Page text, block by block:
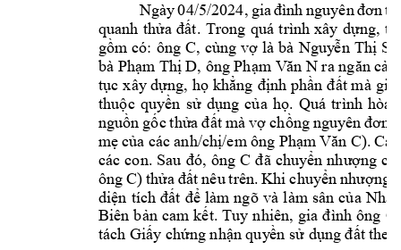
Ngày 04/5/2024, gia đình nguyên đơn
quanh thửa đất. Trong quá trình xây dựng,
gồm có: ông C, cùng vợ là bà Nguyễn Thị S2
bà Phạm Thị D, ông Phạm Văn N ra ngăn
tục xây dựng, họ khẳng định phần đất mà gia
thuộc quyền sử dụng của họ. Quá trình hòa
nguồn gốc thửa đất mà vợ chồng nguyên đơn
mẹ của các anh/chị/em ông Phạm Văn C).
các con. Sau đó, ông C đã chuyển nhượng
ông C) thửa đất nêu trên. Khi chuyển nhượng,
diện tích đất để làm ngõ và làm sân của Nhà
Biên bản cam kết. Tuy nhiên, gia đình ông C
tách Giấy chứng nhận quyền sử dụng đất theo